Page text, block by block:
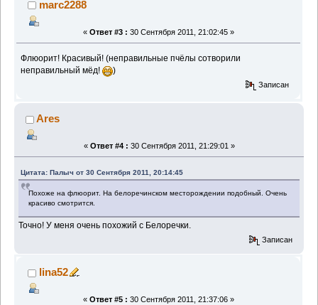
marc2288
« Ответ #3 : 30 Сентября 2011, 21:02:45 »
Флюорит! Красивый! (неправильные пчёлы сотворили
неправильный мёд!
)
Записан
Ares
« Ответ #4 : 30 Сентября 2011, 21:29:01 »
Цитата: Палыч от 30 Сентября 2011, 20:14:45
Похоже на флюорит. На белоречинском месторождении подобный. Очень
красиво смотрится.
Точно! У меня очень похожий с Белоречки.
Записан
lina52
« Ответ #5 : 30 Сентября 2011, 21:37:06 »